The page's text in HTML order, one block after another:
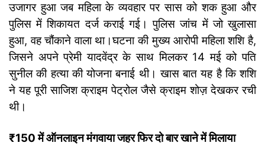
उजागर हुआ जब महिला के व्यवहार पर सास को शक हुआ और
पुलिस में शिकायत दर्ज कराई गई। पुलिस जांच में जो खुलासा
हुआ, वह चौंकाने वाला था।घटना की मुख्य आरोपी महिला शशि है,
जिसने अपने प्रेमी यादवेंद्र के साथ मिलकर 14 मई को पति
सुनील की हत्या की योजना बनाई थी। खास बात यह है कि शशि
ने यह पूरी साजिश क्राइम पेट्रोल जैसे क्राइम शोज़ देखकर रची
थी।
₹150 में ऑनलाइन मंगवाया जहर फिर दो बार खाने में मिलाया